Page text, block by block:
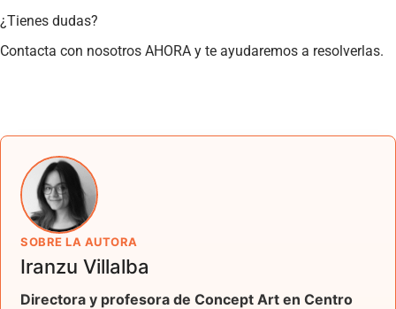
¿Tienes dudas?
Contacta con nosotros AHORA y te ayudaremos a resolverlas.
SOBRE LA AUTORA
Iranzu Villalba
Directora y profesora de Concept Art en Centro